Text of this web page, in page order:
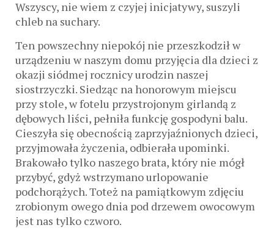
Wszyscy, nie wiem z czyjej inicjatywy, suszyli
chleb na suchary.
Ten powszechny niepokój nie przeszkodził w
urządzeniu w naszym domu przyjęcia dla dzieci z
okazji siódmej rocznicy urodzin naszej
siostrzyczki. Siedząc na honorowym miejscu
przy stole, w fotelu przystrojonym girlandą z
dębowych liści, pełniła funkcję gospodyni balu.
Cieszyła się obecnością zaprzyjaźnionych dzieci,
przyjmowała życzenia, odbierała upominki.
Brakowało tylko naszego brata, który nie mógł
przybyć, gdyż wstrzymano urlopowanie
podchorążych. Toteż na pamiątkowym zdjęciu
zrobionym owego dnia pod drzewem owocowym
jest nas tylko czworo.